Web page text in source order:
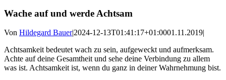
Wache auf und werde Achtsam
Von Hildegard Bauer|2024-12-13T01:41:17+01:0001.11.2019|
Achtsamkeit bedeutet wach zu sein, aufgeweckt und aufmerksam.
Achte auf deine Gesamtheit und sehe deine Verbindung zu allem
was ist. Achtsamkeit ist, wenn du ganz in deiner Wahrnehmung bist.